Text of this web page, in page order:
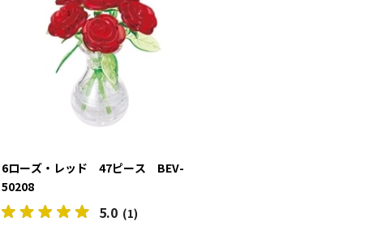
6ローズ・レッド 47ピース BEV-
50208
5.0 (1)